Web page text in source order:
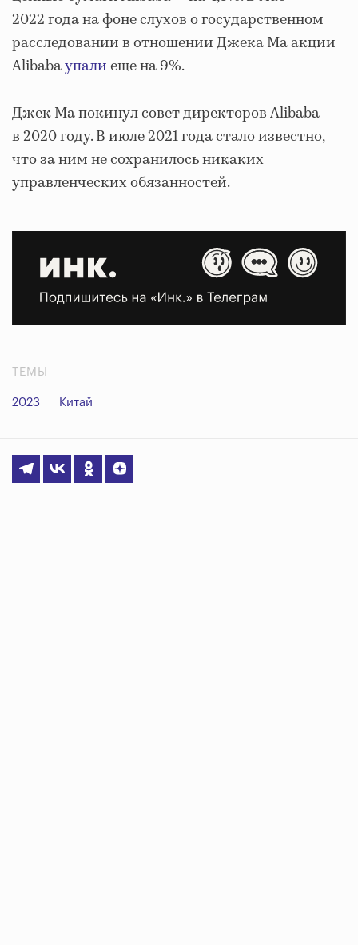
2022 года на фоне слухов о государственном
расследовании в отношении Джека Ма акции
Alibabaупалиеще на 9%.
Джек Ма покинул совет директоров Alibaba
в 2020 году. В июле 2021 года стало известно,
что за ним не сохранилось никаких
управленческих обязанностей.
ТЕМЫ
2023 Китай